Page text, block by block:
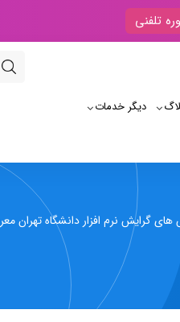
تلفنی
دیگر خدمات
های گرایش نرم افزار دانشگاه تهران